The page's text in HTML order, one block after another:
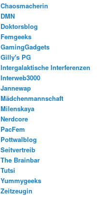
Chaosmacherin
DMN
Doktorsblog
Femgeeks
GamingGadgets
Gilly's PG
Intergalaktische Interferenzen
Interweb3000
Jannewap
Mädchenmannschaft
Milenskaya
Nerdcore
PacFem
Pottwalblog
Seitvertreib
The Brainbar
Tutsi
Yummygeeks
Zeitzeugin